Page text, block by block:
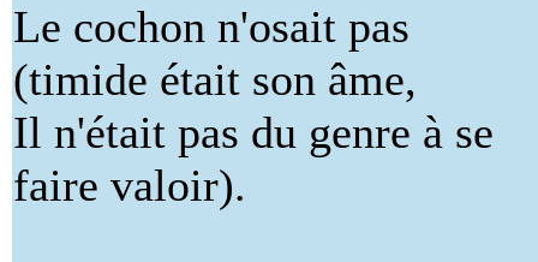
Le cochon n'osait pas
(timide était son âme,
Il n'était pas du genre à se
faire valoir).